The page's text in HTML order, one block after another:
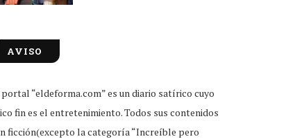
AVISO
“eldeforma.com” es un diario satírico cuyo
fin es el entretenimiento. Todos sus contenidos
ficción(excepto la categoría “Increíble pero